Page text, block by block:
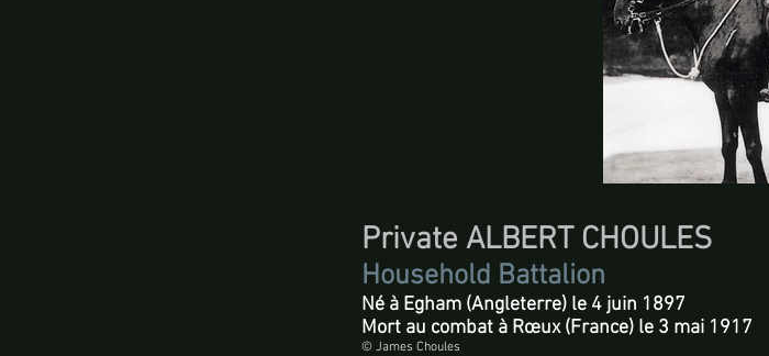
Private ALBERT CHOULES
Household Battalion
Né à Egham (Angleterre) le 4 juin 1897
Mort au combat à Rœux (France) le 3 mai 1917
© James Choules